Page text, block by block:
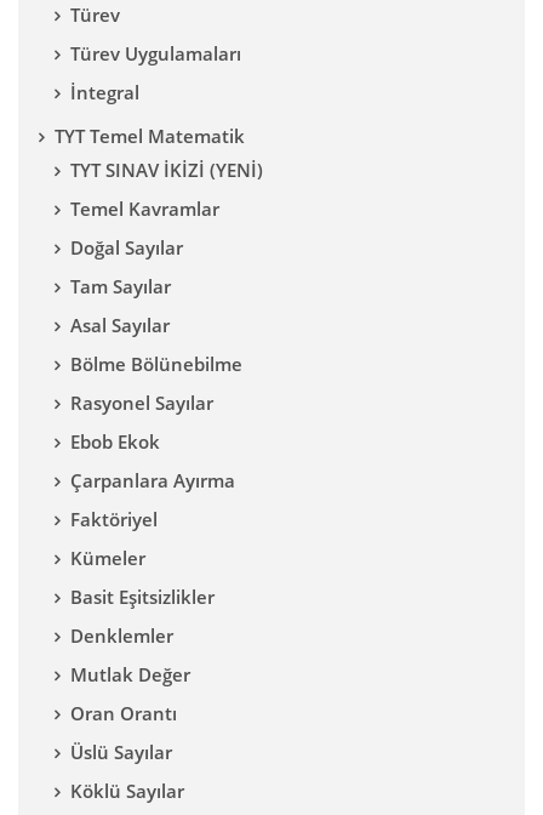
Türev
Türev Uygulamaları
İntegral
TYT Temel Matematik
TYT SINAV İKİZİ (YENİ)
Temel Kavramlar
Doğal Sayılar
Tam Sayılar
Asal Sayılar
Bölme Bölünebilme
Rasyonel Sayılar
Ebob Ekok
Çarpanlara Ayırma
Faktöriyel
Kümeler
Basit Eşitsizlikler
Denklemler
Mutlak Değer
Oran Orantı
Üslü Sayılar
Köklü Sayılar